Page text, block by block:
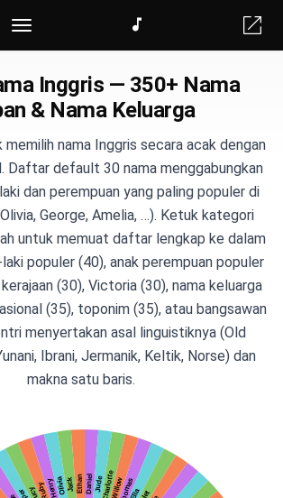
Inggris — 350+ Nama
& Nama Keluarga
nama Inggris secara acak dengan
Daftar default 30 nama menggabungkan
dan perempuan yang paling populer di
George, Amelia, …). Ketuk kategori
untuk memuat daftar lengkap ke dalam
populer (40), anak perempuan populer
(30), Victoria (30), nama keluarga
(35), toponim (35), atau bangsawan
menyertakan asal linguistiknya (Old
Ibrani, Jermanik, Keltik, Norse) dan
makna satu baris.